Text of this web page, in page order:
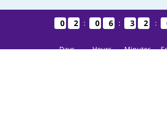
0
0
0
0 2
2
2
2
Days
: 0
0
0
0 6
6
6
6
Hours
: 3
3
3
3 2
2
2
2
Minutes
: